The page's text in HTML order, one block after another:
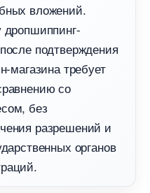
вложений.
дропшиппинг-
подтверждения
магазина требует
со
без
разрешений и
органо